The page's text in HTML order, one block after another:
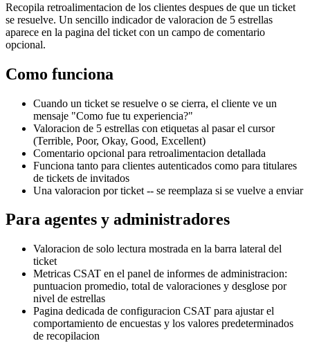
Recopila retroalimentacion de los clientes despues de que un ticket
se resuelve. Un sencillo indicador de valoracion de 5 estrellas
aparece en la pagina del ticket con un campo de comentario
opcional.
Como funciona
Cuando un ticket se resuelve o se cierra, el cliente ve un
mensaje "Como fue tu experiencia?"
Valoracion de 5 estrellas con etiquetas al pasar el cursor
(Terrible, Poor, Okay, Good, Excellent)
Comentario opcional para retroalimentacion detallada
Funciona tanto para clientes autenticados como para titulares
de tickets de invitados
Una valoracion por ticket -- se reemplaza si se vuelve a enviar
Para agentes y administradores
Valoracion de solo lectura mostrada en la barra lateral del
ticket
Metricas CSAT en el panel de informes de administracion:
puntuacion promedio, total de valoraciones y desglose por
nivel de estrellas
Pagina dedicada de configuracion CSAT para ajustar el
comportamiento de encuestas y los valores predeterminados
de recopilacion